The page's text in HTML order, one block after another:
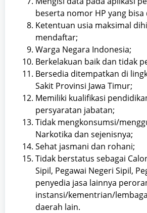
beserta nomor HP yang
Ketentuan usia maksimal
mendaftar;
Warga Negara Indonesia;
Berkelakuan baik dan tidak
Bersedia ditempatkan di
Sakit Provinsi Jawa Timur;
Memiliki kualifikasi
persyaratan jabatan;
Tidak mengkonsumsi/
Narkotika dan sejenisnya;
Sehat jasmani dan rohani;
Tidak berstatus sebagai
Sipil, Pegawai Negeri Sipil,
penyedia jasa lainnya
instansi/kementrian/
daerah lain.